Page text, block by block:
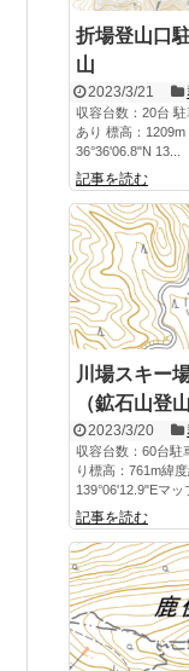
折場登山口
山
2023/3/21
収容台数：20台
あり 標高：1209m
36°36'06.8"N 13...
記事を読む
川場スキー
（鉱石山登
2023/3/20
収容台数：60台駐
り標高：761m緯
139°06'12.9"Eマッ
記事を読む